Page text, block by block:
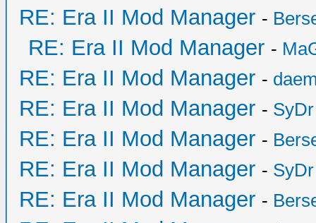
RE: Era II Mod Manager -
RE: Era II Mod Manager -
RE: Era II Mod Manager -
RE: Era II Mod Manager - SyDr
RE: Era II Mod Manager -
RE: Era II Mod Manager - SyDr
RE: Era II Mod Manager -